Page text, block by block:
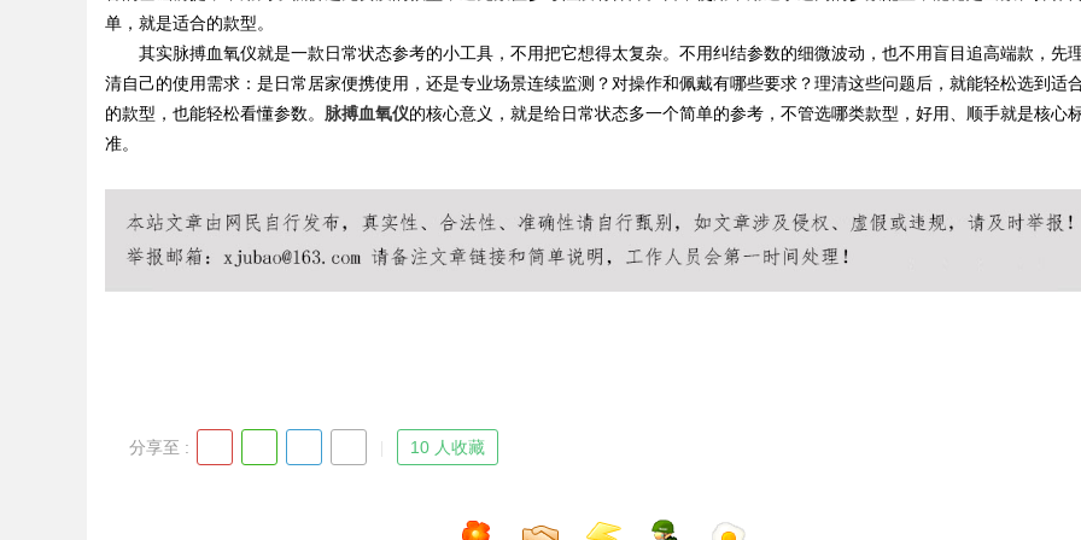
d
单，就是适合的款型。
其实脉搏血氧仪就是一款日常状态参考的小工具，不用把它想得太复杂。不用纠结参数的细微波动，也不用盲目追高端款，先
清自己的使用需求：是日常居家便携使用，还是专业场景连续监测？对操作和佩戴有哪些要求？理清这些问题后，就能轻松选到适
的款型，也能轻松看懂参数。 脉搏血氧仪的核心意义，就是给日常状态多一个简单的参考，不管选哪类款型，好用、顺手就是核心
准。
分享至 : 10 人收藏